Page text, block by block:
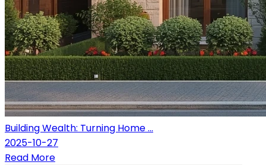
Building Wealth: Turning Home ...
2025-10-27
Read More